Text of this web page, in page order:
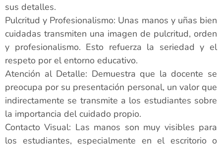
sus detalles.
Pulcritud y Profesionalismo: Unas manos y uñas bien
cuidadas transmiten una imagen de pulcritud, orden
y profesionalismo. Esto refuerza la seriedad y el
respeto por el entorno educativo.
Atención al Detalle: Demuestra que la docente se
preocupa por su presentación personal, un valor que
indirectamente se transmite a los estudiantes sobre
la importancia del cuidado propio.
Contacto Visual: Las manos son muy visibles para
los estudiantes, especialmente en el escritorio o